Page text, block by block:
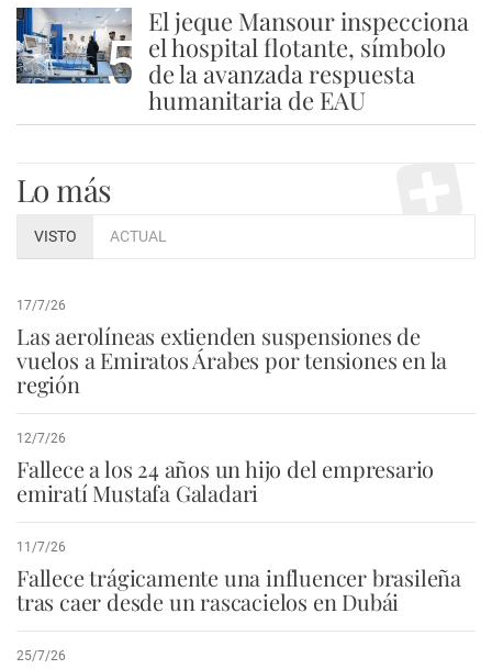
5
El jeque Mansour inspecciona
el hospital flotante, símbolo
de la avanzada respuesta
humanitaria de EAU
Lo más
VISTO ACTUAL
17/7/26
Las aerolíneas extienden suspensiones de
vuelos a Emiratos Árabes por tensiones en la
región
12/7/26
Fallece a los 24 años un hijo del empresario
emiratí Mustafa Galadari
11/7/26
Fallece trágicamente una influencer brasileña
tras caer desde un rascacielos en Dubái
25/7/26